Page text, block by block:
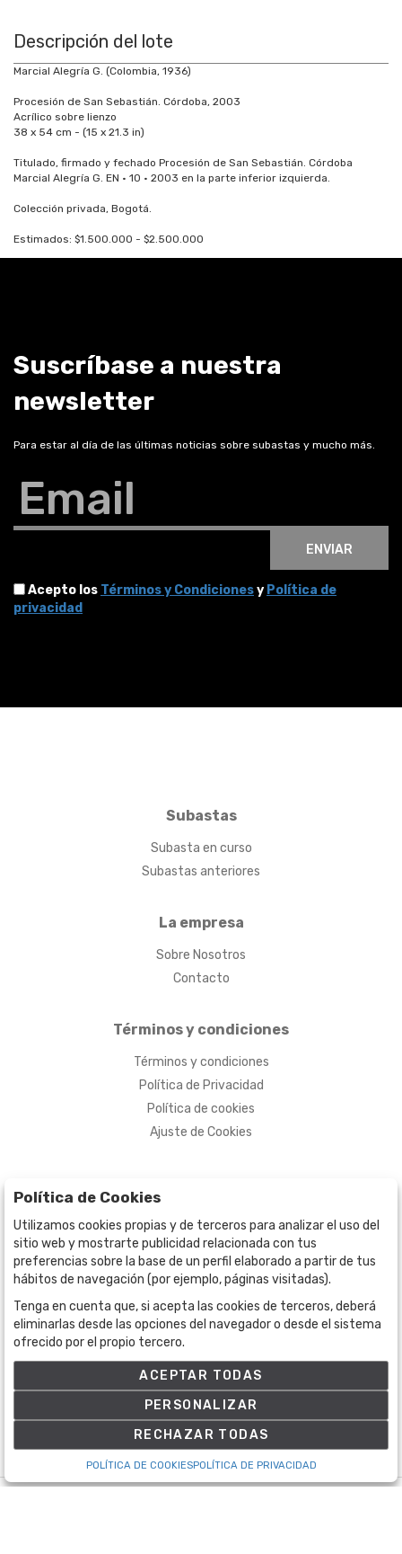
Descripción del lote
Marcial Alegría G. (Colombia, 1936)
Procesión de San Sebastián. Córdoba, 2003
Acrílico sobre lienzo
38 x 54 cm - (15 x 21.3 in)
Titulado, firmado y fechado Procesión de San Sebastián. Córdoba
Marcial Alegría G. EN · 10 · 2003 en la parte inferior izquierda.
Colección privada, Bogotá.
Estimados: $1.500.000 - $2.500.000
Suscríbase a nuestra
newsletter
Para estar al día de las últimas noticias sobre subastas y mucho más.
Email
ENVIAR
Acepto los Términos y Condicionesy Política de
privacidad
Subastas
Subasta en curso
Subastas anteriores
La empresa
Sobre Nosotros
Contacto
Términos y condiciones
Términos y condiciones
Política de Privacidad
Política de cookies
Ajuste de Cookies
BOGOTÁ
CALLE 70 # 10a - 59 BOGOTÁ, CO
(+57) 301 271 1444
info@bogotaauctions.com
Política de Cookies
Utilizamos cookies propias y de terceros para analizar el uso del
sitio web y mostrarte publicidad relacionada con tus
preferencias sobre la base de un perfil elaborado a partir de tus
hábitos de navegación (por ejemplo, páginas visitadas).
Tenga en cuenta que, si acepta las cookies de terceros, deberá
eliminarlas desde las opciones del navegador o desde el sistema
ofrecido por el propio tercero.
ACEPTAR TODAS
PERSONALIZAR
RECHAZAR TODAS
POLÍTICA DE COOKIESPOLÍTICA DE PRIVACIDAD